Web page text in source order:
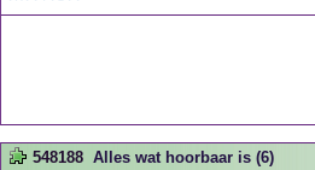
548188 Alles wat hoorbaar is (6)